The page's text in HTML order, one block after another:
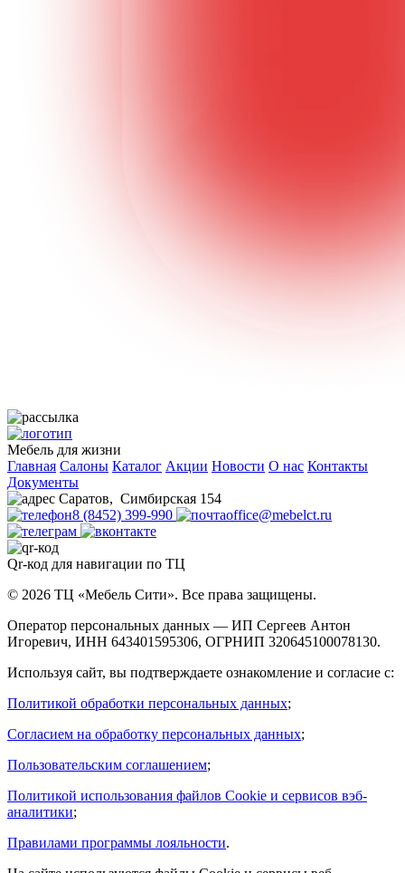
Мебель для жизни
Главная Салоны Каталог Акции Новости О нас Контакты
Документы
Саратов, Симбирская 154
8 (8452) 399-990
office@mebelct.ru
Qr-код для навигации по ТЦ
© 2026 ТЦ «Мебель Сити». Все права защищены.
Оператор персональных данных — ИП Сергеев Антон
Игоревич, ИНН 643401595306, ОГРНИП 320645100078130.
Используя сайт, вы подтверждаете ознакомление и согласие с:
Политикой обработки персональных данных;
Согласием на обработку персональных данных;
Пользовательским соглашением;
Политикой использования файлов Cookie и сервисов вэб-
аналитики;
Правилами программы лояльности.